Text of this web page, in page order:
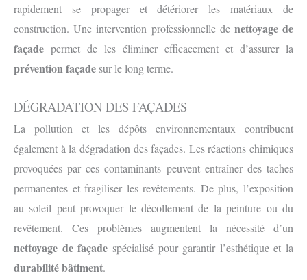
rapidement se propager et détériorer les matériaux de
construction. Une intervention professionnelle de nettoyage de
façade permet de les éliminer efficacement et d’assurer la
prévention façade sur le long terme.
DÉGRADATION DES FAÇADES
La pollution et les dépôts environnementaux contribuent
également à la dégradation des façades. Les réactions chimiques
provoquées par ces contaminants peuvent entraîner des taches
permanentes et fragiliser les revêtements. De plus, l’exposition
au soleil peut provoquer le décollement de la peinture ou du
revêtement. Ces problèmes augmentent la nécessité d’un
nettoyage de façade spécialisé pour garantir l’esthétique et la
durabilité bâtiment.